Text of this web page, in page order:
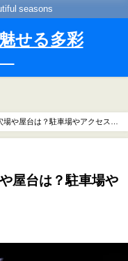
seasons
せる多彩
や屋台は？駐車場やアクセスや
屋台は？駐車場や